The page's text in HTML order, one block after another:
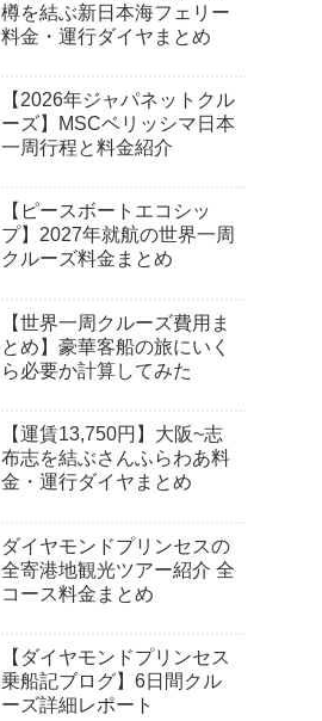
樽を結ぶ新日本海フェリー
料金・運行ダイヤまとめ
【2026年ジャパネットクル
ーズ】MSCベリッシマ日本
一周行程と料金紹介
【ピースボートエコシッ
プ】2027年就航の世界一周
クルーズ料金まとめ
【世界一周クルーズ費用ま
とめ】豪華客船の旅にいく
ら必要か計算してみた
【運賃13,750円】大阪~志
布志を結ぶさんふらわあ料
金・運行ダイヤまとめ
ダイヤモンドプリンセスの
全寄港地観光ツアー紹介 全
コース料金まとめ
【ダイヤモンドプリンセス
乗船記ブログ】6日間クル
ーズ詳細レポート